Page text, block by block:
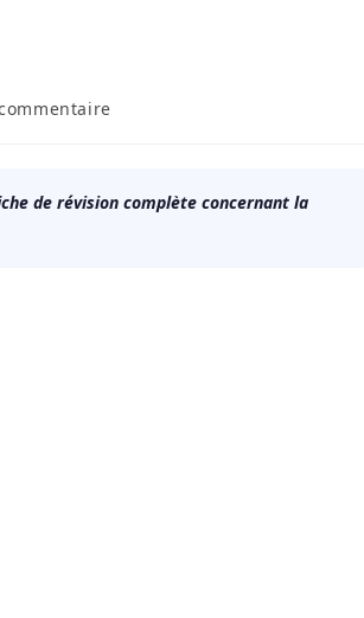
de révision complète concernant la